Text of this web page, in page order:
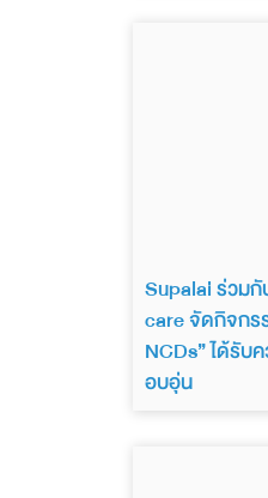
Supalai ร่วม
care จัดกิจกร
NCDs” ได้รับ
อบอุ่น